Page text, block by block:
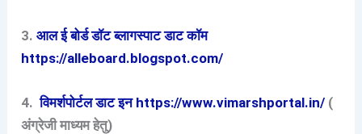
3.आल ई बोर्ड डॉट ब्लागस्पाट डाट कॉम
https://alleboard.blogspot.com/
4.विमर्शपोर्टल डाट इन https://www.vimarshportal.in/ (
अंग्रेजी माध्यम हेतु)